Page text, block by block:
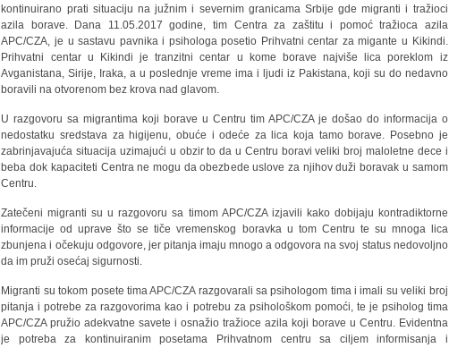
kontinuirano prati situaciju na južnim i severnim granicama Srbije gde migranti i tražioci
azila borave. Dana 11.05.2017 godine, tim Centra za zaštitu i pomoć tražioca azila
APC/CZA, je u sastavu pavnika i psihologa posetio Prihvatni centar za migante u Kikindi.
Prihvatni centar u Kikindi je tranzitni centar u kome borave najviše lica poreklom iz
Avganistana, Sirije, Iraka, a u poslednje vreme ima i ljudi iz Pakistana, koji su do nedavno
boravili na otvorenom bez krova nad glavom.
U razgovoru sa migrantima koji borave u Centru tim APC/CZA je došao do informacija o
nedostatku sredstava za higijenu, obuće i odeće za lica koja tamo borave. Posebno je
zabrinjavajuća situacija uzimajući u obzir to da u Centru boravi veliki broj maloletne dece i
beba dok kapaciteti Centra ne mogu da obezbede uslove za njihov duži boravak u samom
Centru.
Zatečeni migranti su u razgovoru sa timom APC/CZA izjavili kako dobijaju kontradiktorne
informacije od uprave što se tiče vremenskog boravka u tom Centru te su mnoga lica
zbunjena i očekuju odgovore, jer pitanja imaju mnogo a odgovora na svoj status nedovoljno
da im pruži osećaj sigurnosti.
Migranti su tokom posete tima APC/CZA razgovarali sa psihologom tima i imali su veliki broj
pitanja i potrebe za razgovorima kao i potrebu za psihološkom pomoći, te je psiholog tima
APC/CZA pružio adekvatne savete i osnažio tražioce azila koji borave u Centru. Evidentna
je potreba za kontinuiranim posetama Prihvatnom centru sa ciljem informisanja i